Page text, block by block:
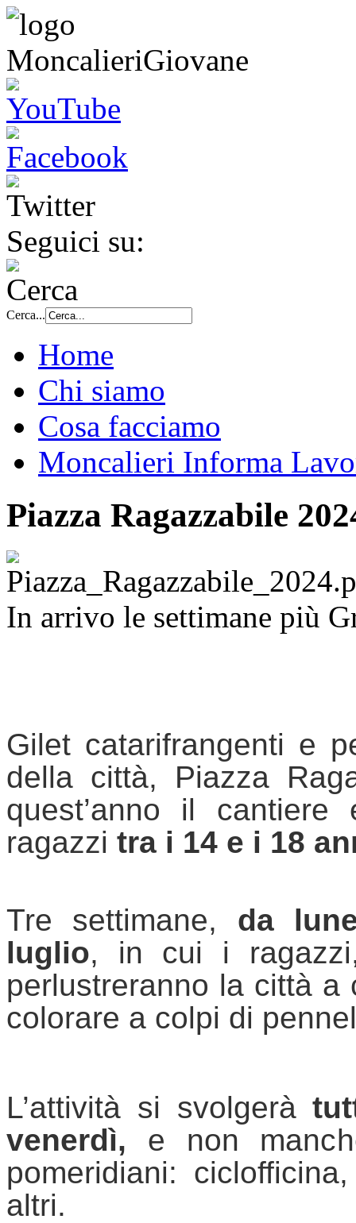
Seguici su:
Cerca...
Home
Chi siamo
Cosa facciamo
Moncalieri Informa
Piazza Ragazzabile
In arrivo le settimane più
Gilet catarifrangenti e
della città, Piazza
quest’anno il
ragazzi tra i 14 e i 18
Tre settimane, da
luglio, in cui i
perlustreranno la città
colorare a colpi di
L’attività si svolgerà
venerdì, e non
pomeridiani:
altri.